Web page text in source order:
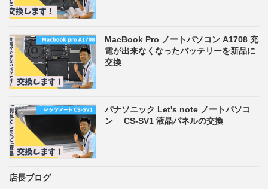
MacBook Pro ノートパソコン A1708 充
電が出来なくなったバッテリーを新品に
交換
パナソニック Let's note ノートパソコ
ン CS-SV1 液晶パネルの交換
店長ブログ